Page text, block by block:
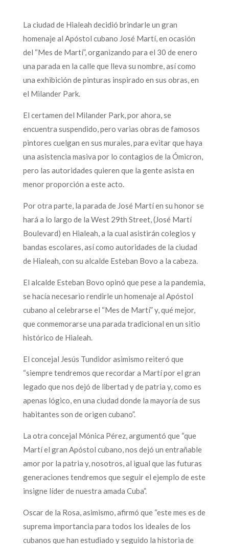
La ciudad de Hialeah decidió brindarle un gran
homenaje al Apóstol cubano José Martí, en ocasión
del “Mes de Martí”, organizando para el 30 de enero
una parada en la calle que lleva su nombre, así como
una exhibición de pinturas inspirado en sus obras, en
el Milander Park.
El certamen del Milander Park, por ahora, se
encuentra suspendido, pero varias obras de famosos
pintores cuelgan en sus murales, para evitar que haya
una asistencia masiva por lo contagios de la Ómicron,
pero las autoridades quieren que la gente asista en
menor proporción a este acto.
Por otra parte, la parada de José Martí en su honor se
hará a lo largo de la West 29th Street, (José Martí
Boulevard) en Hialeah, a la cual asistirán colegios y
bandas escolares, así como autoridades de la ciudad
de Hialeah, con su alcalde Esteban Bovo a la cabeza.
El alcalde Esteban Bovo opinó que pese a la pandemia,
se hacía necesario rendirle un homenaje al Apóstol
cubano al celebrarse el “Mes de Martí” y, qué mejor,
que conmemorarse una parada tradicional en un sitio
histórico de Hialeah.
El concejal Jesús Tundidor asimismo reiteró que
“siempre tendremos que recordar a Martí por el gran
legado que nos dejó de libertad y de patria y, como es
apenas lógico, en una ciudad donde la mayoría de sus
habitantes son de origen cubano”.
La otra concejal Mónica Pérez, argumentó que “que
Martí el gran Apóstol cubano, nos dejó un entrañable
amor por la patria y, nosotros, al igual que las futuras
generaciones tendremos que seguir el ejemplo de este
insigne líder de nuestra amada Cuba”.
Oscar de la Rosa, asimismo, afirmó que “este mes es de
suprema importancia para todos los ideales de los
cubanos que han estudiado y seguido la historia de